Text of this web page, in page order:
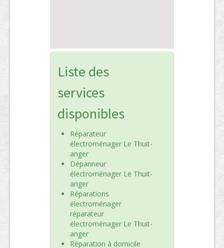
Liste des
services
disponibles
Réparateur
électroménager Le Thuit-
anger
Dépanneur
électroménager Le Thuit-
anger
Réparations
électroménager
réparateur
électroménager Le Thuit-
anger
Réparation à domicile